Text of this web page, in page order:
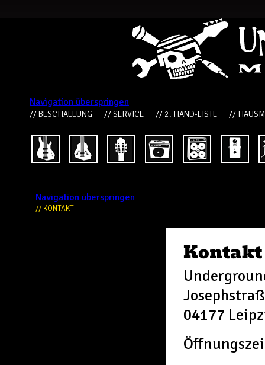
Navigation überspringen
// BESCHALLUNG // SERVICE // 2. HAND-LISTE //
Navigation überspringen
// KONTAKT
Kontakt
04177